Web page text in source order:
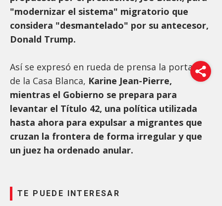
"modernizar el sistema" migratorio que
considera "desmantelado" por su antecesor,
Donald Trump.
Así se expresó en rueda de prensa la portavoz
de la Casa Blanca, Karine Jean-Pierre,
mientras el Gobierno se prepara para
levantar el Título 42, una política utilizada
hasta ahora para expulsar a migrantes que
cruzan la frontera de forma irregular y que
un juez ha ordenado anular.
TE PUEDE INTERESAR